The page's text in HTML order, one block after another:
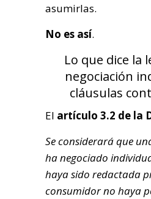
asumirlas.
No es así.
Lo que dice la
negociación
cláusulas
El artículo 3.2 de la
Se considerará que
ha negociado
haya sido redactada
consumidor no haya